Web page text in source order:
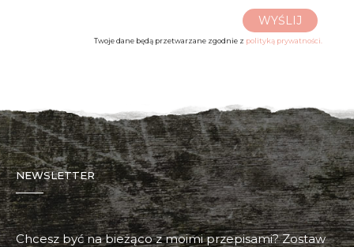
WYŚLIJ
Twoje dane będą przetwarzane zgodnie z polityką prywatności.
NEWSLETTER
Chcesz być na bieżąco z moimi przepisami? Zostaw